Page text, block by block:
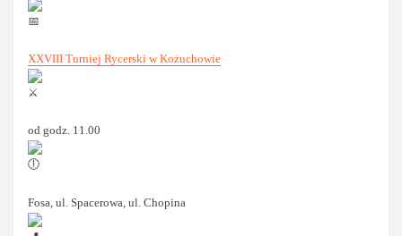
XXVIII Turniej Rycerski w Kożuchowie
od godz. 11.00
Fosa, ul. Spacerowa, ul. Chopina